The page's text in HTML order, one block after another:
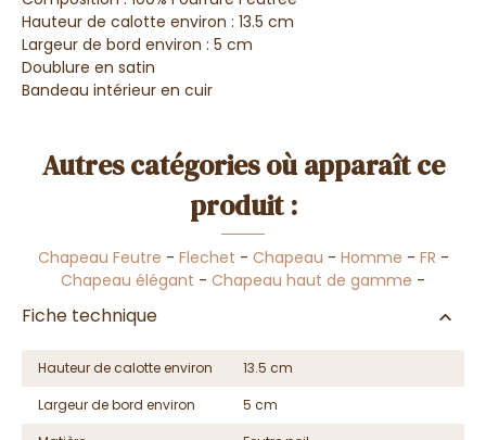
Hauteur de calotte environ : 13.5 cm
Largeur de bord environ : 5 cm
Doublure en satin
Bandeau intérieur en cuir
Autres catégories où apparaît ce
produit :
Chapeau Feutre - Flechet - Chapeau - Homme - FR -
Chapeau élégant - Chapeau haut de gamme -
Fiche technique
Hauteur de calotte environ
13.5 cm
Largeur de bord environ
5 cm